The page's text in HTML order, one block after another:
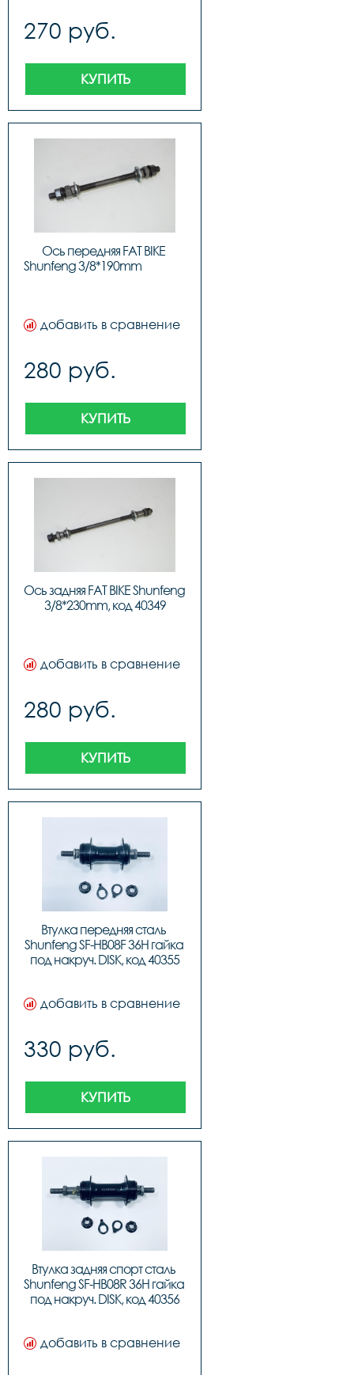
270 руб.
КУПИТЬ
Ось передняя FAT BIKE
добавить в сравнение
280 руб.
КУПИТЬ
Ось задняя FAT BIKE Shunfeng
3/8*230mm, код 40349
добавить в сравнение
280 руб.
КУПИТЬ
Втулка передняя сталь
Shunfeng SF-HB08F 36H гайка
под накруч. DISK, код 40355
добавить в сравнение
330 руб.
КУПИТЬ
Втулка задняя спорт сталь
Shunfeng SF-HB08R 36H гайка
под накруч. DISK, код 40356
добавить в сравнение